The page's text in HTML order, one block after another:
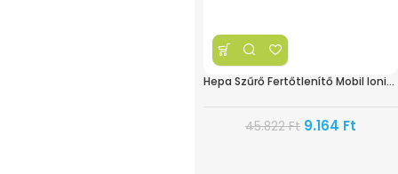
Hepa Szűrő Fertőtlenítő Mobil Ionizálóhoz
45.822Ft 9.164 Ft